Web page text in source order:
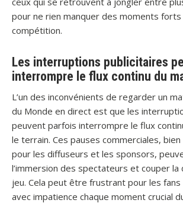
pour ne rien manquer des moments forts
compétition.
Les interruptions publicitaires
interrompre le flux continu du
L’un des inconvénients de regarder un
du Monde en direct est que les
peuvent parfois interrompre le flux
le terrain. Ces pauses commerciales, bien
pour les diffuseurs et les sponsors,
l’immersion des spectateurs et couper la
jeu. Cela peut être frustrant pour les
avec impatience chaque moment crucial